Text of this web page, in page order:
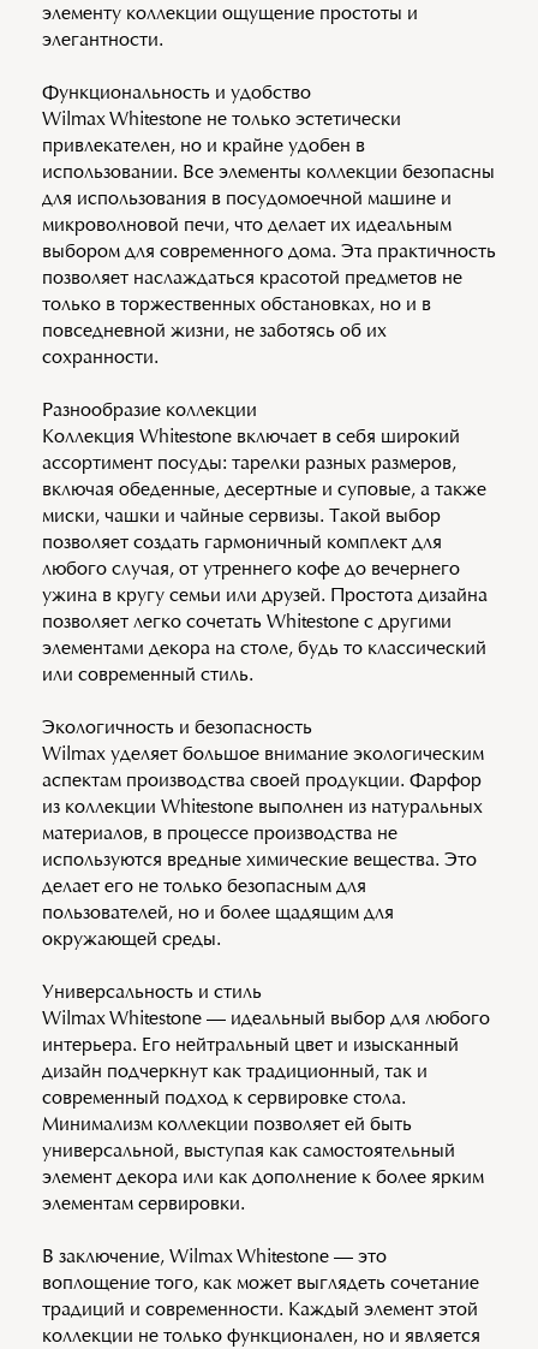
элементу коллекции ощущение простоты и
элегантности.
Функциональность и удобство
Wilmax Whitestone не только эстетически
привлекателен, но и крайне удобен в
использовании. Все элементы коллекции безопасны
для использования в посудомоечной машине и
микроволновой печи, что делает их идеальным
выбором для современного дома. Эта практичность
позволяет наслаждаться красотой предметов не
только в торжественных обстановках, но и в
повседневной жизни, не заботясь об их
сохранности.
Разнообразие коллекции
Коллекция Whitestone включает в себя широкий
ассортимент посуды: тарелки разных размеров,
включая обеденные, десертные и суповые, а также
миски, чашки и чайные сервизы. Такой выбор
позволяет создать гармоничный комплект для
любого случая, от утреннего кофе до вечернего
ужина в кругу семьи или друзей. Простота дизайна
позволяет легко сочетать Whitestone с другими
элементами декора на столе, будь то классический
или современный стиль.
Экологичность и безопасность
Wilmax уделяет большое внимание экологическим
аспектам производства своей продукции. Фарфор
из коллекции Whitestone выполнен из натуральных
материалов, в процессе производства не
используются вредные химические вещества. Это
делает его не только безопасным для
пользователей, но и более щадящим для
окружающей среды.
Универсальность и стиль
Wilmax Whitestone — идеальный выбор для любого
интерьера. Его нейтральный цвет и изысканный
дизайн подчеркнут как традиционный, так и
современный подход к сервировке стола.
Минимализм коллекции позволяет ей быть
универсальной, выступая как самостоятельный
элемент декора или как дополнение к более ярким
элементам сервировки.
В заключение, Wilmax Whitestone — это
воплощение того, как может выглядеть сочетание
традиций и современности. Каждый элемент этой
коллекции не только функционален, но и является